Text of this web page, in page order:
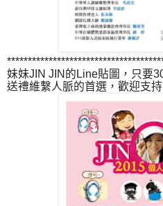
妹妹JIN JIN的Line貼圖，只要
送禮維繫人脈的首選，歡迎支持